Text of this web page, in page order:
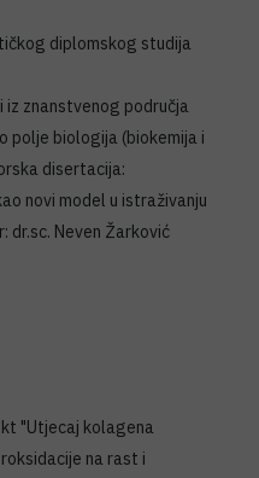
diplomskog studija
znanstvenog područja
polje biologija (biokemija i
disertacija:
novi model u istraživanju
dr.sc. Neven Žarković
"Utjecaj kolagena
na rast i